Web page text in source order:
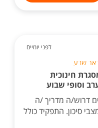
לפני יומיים
שבע
חינוכית
וסופי שבוע
דרוש/ה מדריך /ה
סיכון. התפקיד כולל